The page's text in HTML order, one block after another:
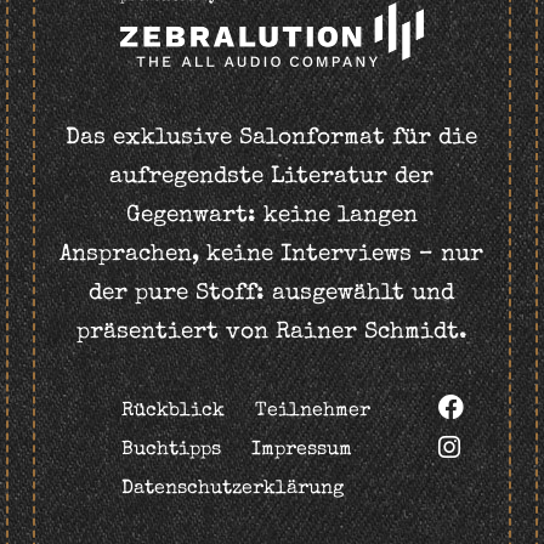
Das exklusive Salonformat für die
aufregendste Literatur der
Gegenwart: keine langen
Ansprachen, keine Interviews – nur
der pure Stoff: ausgewählt und
präsentiert von Rainer Schmidt.
Rückblick
Teilnehmer
Buchtipps
Impressum
Datenschutzerklärung